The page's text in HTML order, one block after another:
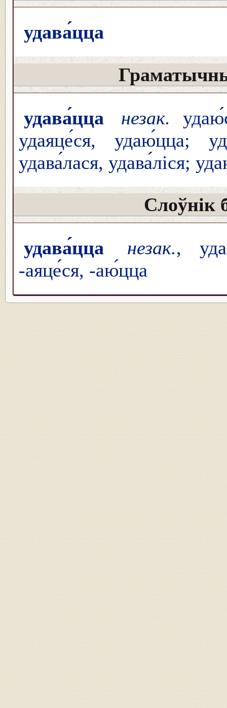
удава́цца
удава́цца незак.
удаяце́ся, удаю́цца;
удава́лася, удава́ліся;
Слоўнік
удава́цца незак.,
-аяце́ся, -аю́цца